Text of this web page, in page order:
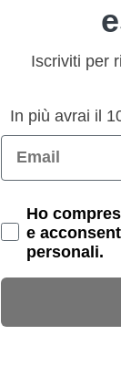
Iscriviti per
In più avrai il
Email
Privacy Policy
Ho
e
personali.